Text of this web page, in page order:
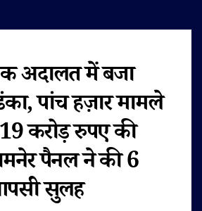
अदालत में बजा
पांच हज़ार मामले
करोड़ रुपए की
पैनल ने की 6
सुलह